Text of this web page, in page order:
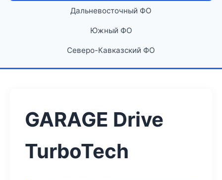
Дальневосточный ФО
Южный ФО
Северо-Кавказский ФО
GARAGE Drive
TurboTech